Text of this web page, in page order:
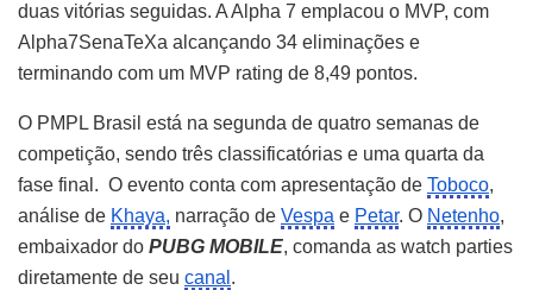
duas vitórias seguidas. A Alpha 7 emplacou o MVP, com
Alpha7SenaTeXa alcançando 34 eliminações e
terminando com um MVP rating de 8,49 pontos.
O PMPL Brasil está na segunda de quatro semanas de
competição, sendo três classificatórias e uma quarta da
fase final. O evento conta com apresentação de Toboco,
análise de Khaya, narração de Vespa e Petar. O Netenho,
embaixador do PUBG MOBILE, comanda as watch parties
diretamente de seu canal .